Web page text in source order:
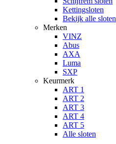
Kettingsloten
Bekijk alle sloten
Merken
VINZ
Abus
AXA
Luma
SXP
Keurmerk
ART 1
ART 2
ART 3
ART 4
ART 5
Alle sloten